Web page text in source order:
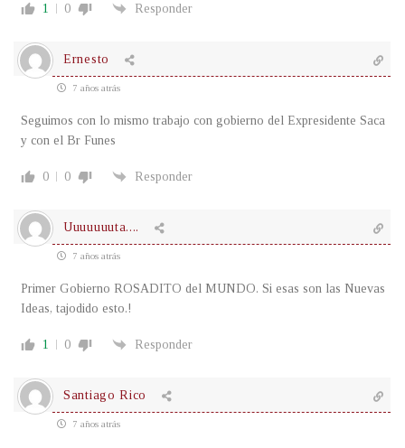
1 0 Responder
Ernesto
7 años atrás
Seguimos con lo mismo trabajo con gobierno del Expresidente Saca
y con el Br Funes
0 0 Responder
Uuuuuuuta....
7 años atrás
Primer Gobierno ROSADITO del MUNDO. Si esas son las Nuevas
Ideas, tajodido esto.!
1 0 Responder
Santiago Rico
7 años atrás